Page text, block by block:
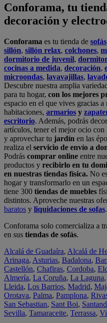
Conforama, tu
decoración y
Conforama es tu tienda de sofás
sillón, sillón relax, colchones,
dormitorio de juvenil,
cocinas a medida, decoración,
microondas, lavavajillas,
Descubre nuestra amplia
para tu hogar, con los mejores
espacio en el que vives gracias a
habitaciones, armarios y
escritorio. Además, podrás
artículos, tener el mejor ocio con
y aprovechar tu jardín en las
realiza el servicio de envío a
Podrás comprar online entre
productos y recibirlo en tu
en nuestras tiendas física. No
hogar y transformarlo en un
tiene 300 tiendas de muebles
distintos. Aproveche nuestras
baratos y liquidaciones de sofas.
Conforama solo comercializa a
en sus tiendas de sofás.
Alcalá de Guadaíra, Alcalá de
Arinaga, Asturias, Badalona,
Castellón, Chafiras, Cordoba,
Almería, La Coruña, La Laguna,
Lleida, Los Barrios, Madrid,
Orotava, Palma, Pamplona,
San Sebastian, Sant Boi,
Sevilla, Tamaraceite, Terrassa,